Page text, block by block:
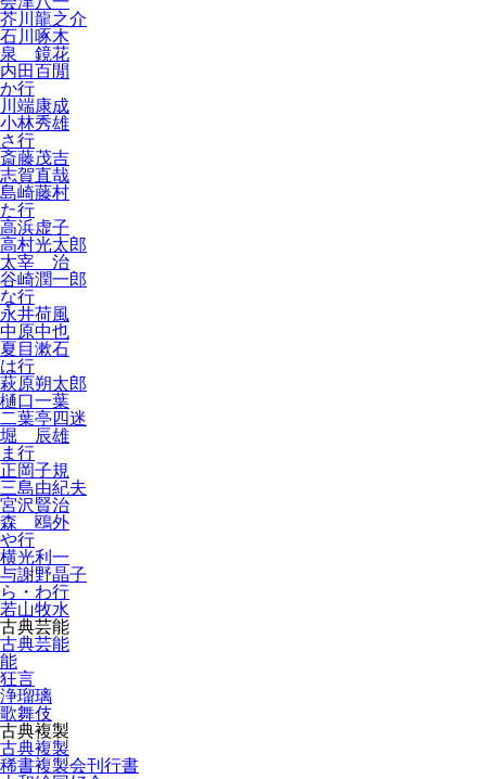
芥川龍之介
石川啄木
泉 鏡花
内田百閒
か行
川端康成
小林秀雄
さ行
斎藤茂吉
志賀直哉
島崎藤村
た行
高浜虚子
高村光太郎
太宰 治
谷崎潤一郎
な行
永井荷風
中原中也
夏目漱石
は行
萩原朔太郎
樋口一葉
二葉亭四迷
堀 辰雄
ま行
正岡子規
三島由紀夫
宮沢賢治
森 鴎外
や行
横光利一
与謝野晶子
ら・わ行
若山牧水
古典芸能
古典芸能
能
狂言
浄瑠璃
歌舞伎
古典複製
古典複製
稀書複製会刊行書